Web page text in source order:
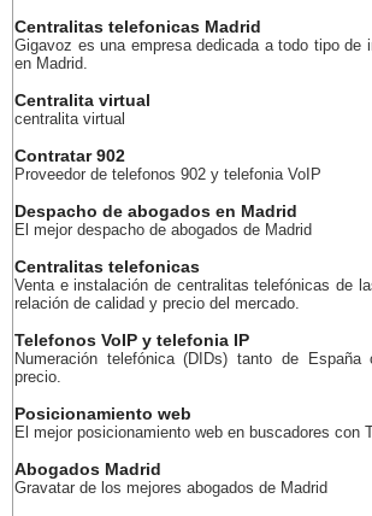
Centralitas telefonicas Madrid
Gigavoz es una empresa dedicada a todo tipo de
en Madrid.
Centralita virtual
centralita virtual
Contratar 902
Proveedor de telefonos 902 y telefonia VoIP
Despacho de abogados en Madrid
El mejor despacho de abogados de Madrid
Centralitas telefonicas
Venta e instalación de centralitas telefónicas de
relación de calidad y precio del mercado.
Telefonos VoIP y telefonia IP
Numeración telefónica (DIDs) tanto de
precio.
Posicionamiento web
El mejor posicionamiento web en buscadores con
Abogados Madrid
Gravatar de los mejores abogados de Madrid